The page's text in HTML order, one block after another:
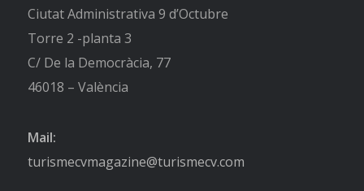
Ciutat Administrativa 9 d’Octubre
Torre 2 -planta 3
C/ De la Democràcia, 77
46018 – València
Mail:
turismecvmagazine@turismecv.com